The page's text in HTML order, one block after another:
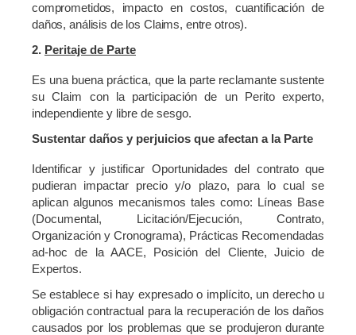
comprometidos, impacto en costos, cuantificación de
daños, análisis de los Claims, entre otros).
2. Peritaje de Parte
Es una buena práctica, que la parte reclamante sustente
su Claim con la participación de un Perito experto,
independiente y libre de sesgo.
Sustentar daños y perjuicios que afectan a la Parte
Identificar y justificar Oportunidades del contrato que
pudieran impactar precio y/o plazo, para lo cual se
aplican algunos mecanismos tales como: Líneas Base
(Documental, Licitación/Ejecución, Contrato,
Organización y Cronograma), Prácticas Recomendadas
ad-hoc de la AACE, Posición del Cliente, Juicio de
Expertos.
Se establece si hay expresado o implícito, un derecho u
obligación contractual para la recuperación de los daños
causados por los problemas que se produjeron durante